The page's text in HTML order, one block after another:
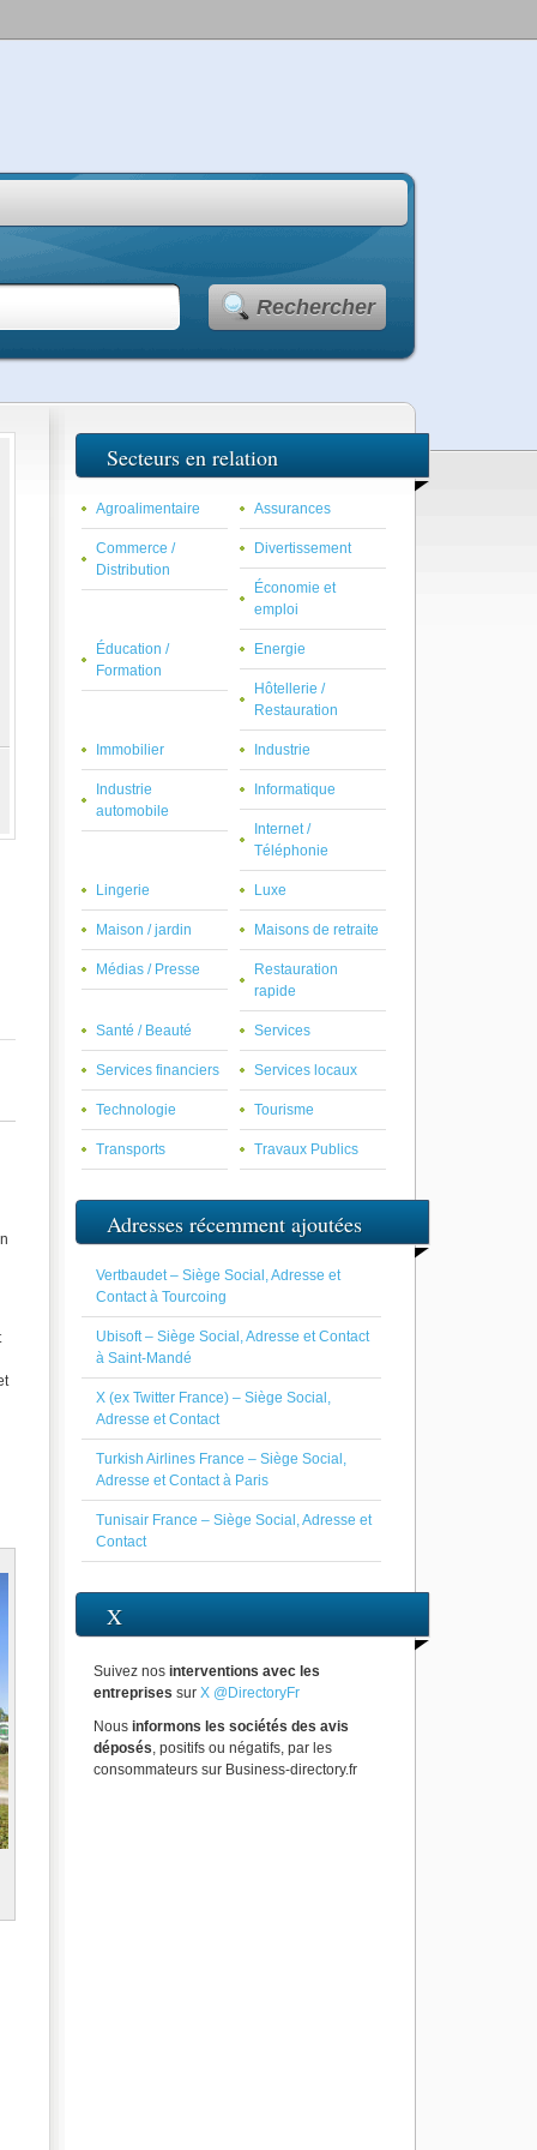
Rechercher
Secteurs en relation
Agroalimentaire Assurances
Commerce /
Distribution
Divertissement
Économie et
emploi
Éducation /
Formation
Energie
Hôtellerie /
Restauration
Immobilier Industrie
Industrie
automobile
Informatique
Internet /
Téléphonie
Lingerie Luxe
Maison / jardin Maisons de retraite
Médias / Presse
Restauration
rapide
Santé / Beauté Services
Services financiers Services locaux
Technologie Tourisme
Transports Travaux Publics
Adresses récemment ajoutées
Vertbaudet – Siège Social, Adresse et
Contact à Tourcoing
Ubisoft – Siège Social, Adresse et Contact
à Saint-Mandé
X (ex Twitter France) – Siège Social,
Adresse et Contact
Turkish Airlines France – Siège Social,
Adresse et Contact à Paris
Tunisair France – Siège Social, Adresse et
Contact
X
Suivez nos interventions avec les
entreprises sur X @DirectoryFr
Nous informons les sociétés des avis
déposés, positifs ou négatifs, par les
consommateurs sur Business-directory.fr